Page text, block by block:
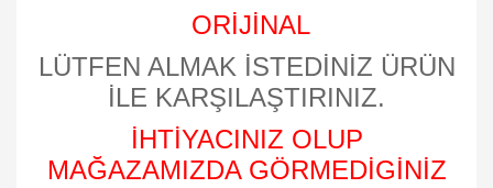
ORİJİNAL
LÜTFEN ALMAK İSTEDİNİZ ÜRÜN
İLE KARŞILAŞTIRINIZ.
İHTİYACINIZ OLUP
MAĞAZAMIZDA GÖRMEDİGİNİZ